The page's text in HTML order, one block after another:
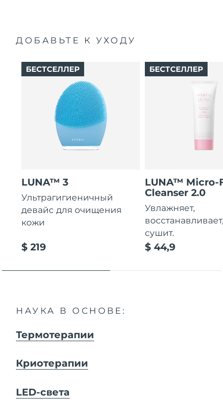
ДОБАВЬТЕ К УХОДУ
LUNA™ 3
Ультрагигиеничный
девайс для очищения
кожи
$ 219
БЕСТСЕЛЛЕР
LUNA™ Micro-
Cleanser 2.0
Увлажняет,
сушит.
$ 44,9
БЕСТСЕЛЛЕР
НАУКА В ОСНОВЕ:
Термотерапии
Криотерапии
LED-света